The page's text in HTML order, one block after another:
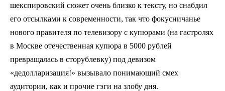
шекспировский сюжет очень близко к тексту, но снабдил
его отсылками к современности, так что фокусничанье
нового правителя по телевизору с купюрами (на гастролях
в Москве отечественная купюра в 5000 рублей
превращалась в сторублевку) под девизом
«дедолларизация!» вызывало понимающий смех
аудитории, как и прочие гэги на злобу дня.